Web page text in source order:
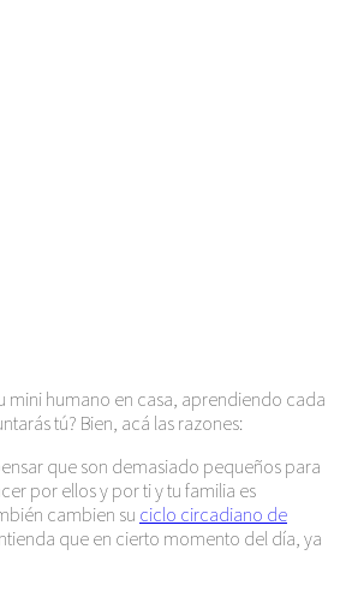
mini humano en casa, aprendiendo cada
tú? Bien, acá las razones:
que son demasiado pequeños para
por ellos y por ti y tu familia es
cambien su ciclo circadiano de
que en cierto momento del día, ya